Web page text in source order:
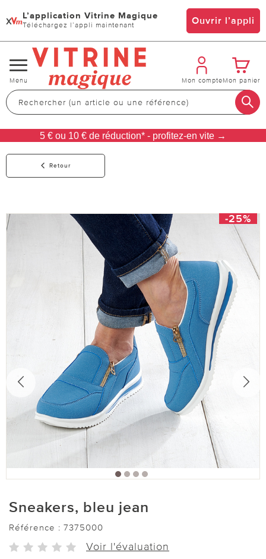
x L’application Vitrine Magique
Téléchargez l’appli maintenant Ouvrir l’appli
Changer
de
navigation
Menu Mon compteMon panier
5 € ou 10 € de réduction* - profitez-en vite →
Retour
-25%
Sneakers, bleu jean
Référence : 7375000
Voir l'évaluation